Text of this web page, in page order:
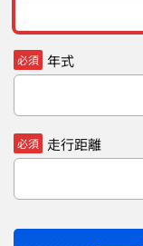
必須 年式
必須 走行距離